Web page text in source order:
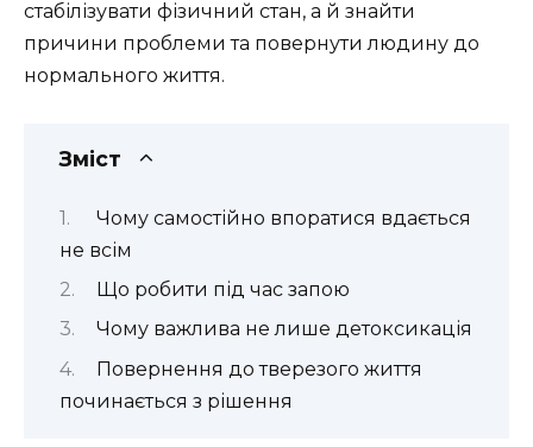
стабілізувати фізичний стан, а й знайти
причини проблеми та повернути людину до
нормального життя.
Зміст
Чому самостійно впоратися вдається
не всім
Що робити під час запою
Чому важлива не лише детоксикація
Повернення до тверезого життя
починається з рішення